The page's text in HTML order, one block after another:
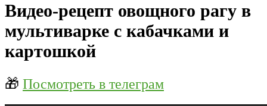
Видео-рецепт овощного рагу в
мультиварке с кабачками и
картошкой
🎁 Посмотреть в телеграм